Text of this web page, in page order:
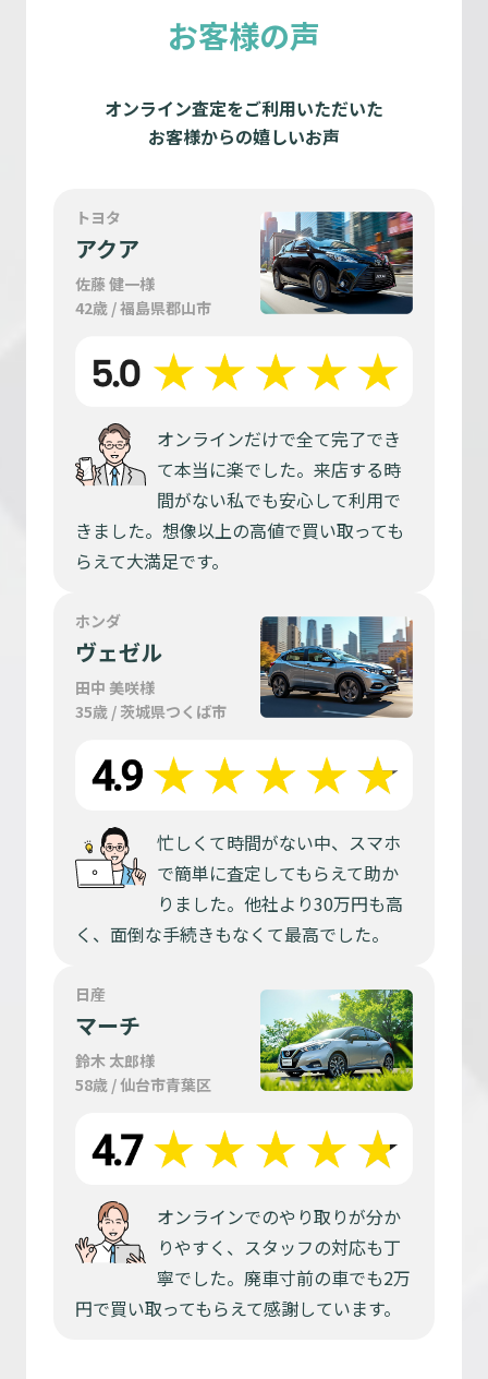
お客様の声
オンライン査定をご利用いただいた
お客様からの嬉しいお声
トヨタ
アクア
佐藤 健一様
42歳 / 福島県郡山市
オンラインだけで全て完了でき
て本当に楽でした。来店する時
間がない私でも安心して利用で
きました。想像以上の高値で買い取っても
らえて大満足です。
ホンダ
ヴェゼル
田中 美咲様
35歳 / 茨城県つくば市
忙しくて時間がない中、スマホ
で簡単に査定してもらえて助か
りました。他社より30万円も高
く、面倒な手続きもなくて最高でした。
日産
マーチ
鈴木 太郎様
58歳 / 仙台市青葉区
オンラインでのやり取りが分か
りやすく、スタッフの対応も丁
寧でした。廃車寸前の車でも2万
円で買い取ってもらえて感謝しています。